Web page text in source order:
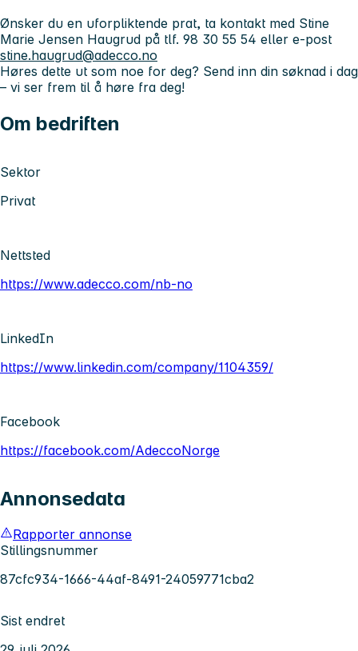
Ønsker du en uforpliktende prat, ta kontakt med Stine
Marie Jensen Haugrud på tlf. 98 30 55 54 eller e-post
stine.haugrud@adecco.no
Høres dette ut som noe for deg? Send inn din søknad i dag
– vi ser frem til å høre fra deg!
Om bedriften
Sektor
Privat
Nettsted
https://www.adecco.com/nb-no
LinkedIn
https://www.linkedin.com/company/1104359/
Facebook
https://facebook.com/AdeccoNorge
Annonsedata
Rapporter annonse
Stillingsnummer
87cfc934-1666-44af-8491-24059771cba2
Sist endret